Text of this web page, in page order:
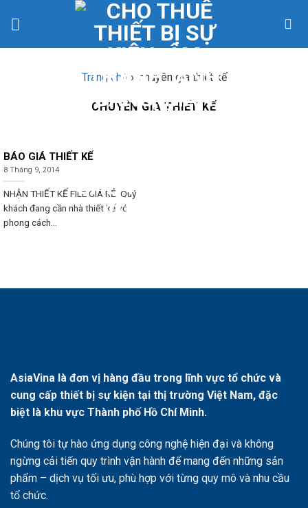
Trang chủ » chuyên gia thiết kế
CHUYÊN GIA THIẾT KẾ
BÁO GIÁ THIẾT KẾ
8 Tháng 9, 2014
NHẬN THIẾT KẾ FILE GIÁ RẺ Quý
khách đang cần nhà thiết kế với
phong cách...
AsiaVina là đơn vị hàng đầu trong lĩnh vực tổ chức và
cung cấp thiết bị sự kiện tại thị trường Việt Nam, đặc
biệt là khu vực Thành phố Hồ Chí Minh.
Chúng tôi tự hào ứng dụng công nghệ hiện đại và không
ngừng cải tiến quy trình vận hành để mang đến những sản
phẩm – dịch vụ tối ưu, phù hợp với từng quy mô và nhu cầu
tổ chức.